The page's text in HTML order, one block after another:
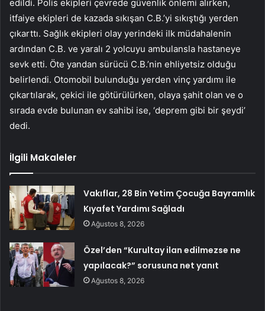
edildi. Polis ekipleri çevrede güvenlik önlemi alırken,
itfaiye ekipleri de kazada sıkışan C.B.’yi sıkıştığı yerden
çıkarttı. Sağlık ekipleri olay yerindeki ilk müdahalenin
ardından C.B. ve yaralı 2 yolcuyu ambulansla hastaneye
sevk etti. Öte yandan sürücü C.B.’nin ehliyetsiz olduğu
belirlendi. Otomobil bulunduğu yerden vinç yardımı ile
çıkartılarak, çekici ile götürülürken, olaya şahit olan ve o
sırada evde bulunan ev sahibi ise, ‘deprem gibi bir şeydi’
dedi.
İlgili Makaleler
Vakıflar, 28 Bin Yetim Çocuğa Bayramlık
Kıyafet Yardımı Sağladı
Ağustos 8, 2026
Özel’den “Kurultay ilan edilmezse ne
yapılacak?” sorusuna net yanıt
Ağustos 8, 2026